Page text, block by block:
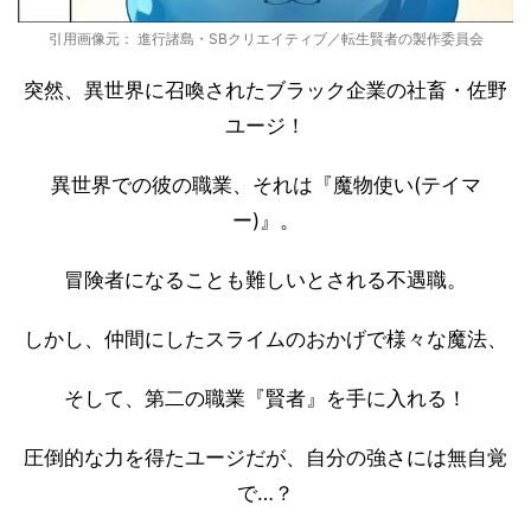
引用画像元： 進行諸島・SBクリエイティブ／転生賢者の製作委員会
突然、異世界に召喚されたブラック企業の社畜・佐野
ユージ！
異世界での彼の職業、それは『魔物使い(テイマ
ー)』。
冒険者になることも難しいとされる不遇職。
しかし、仲間にしたスライムのおかげで様々な魔法、
そして、第二の職業『賢者』を手に入れる！
圧倒的な力を得たユージだが、自分の強さには無自覚
で…？